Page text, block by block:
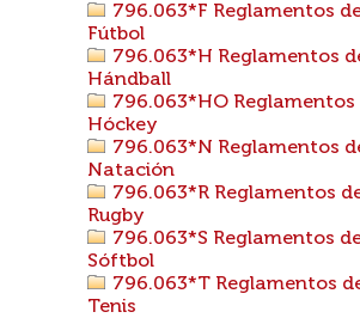
796.063*F Reglamentos
Fútbol
796.063*H Reglamentos
Hándball
796.063*HO
Hóckey
796.063*N Reglamentos
Natación
796.063*R Reglamentos
Rugby
796.063*S Reglamentos
Sóftbol
796.063*T Reglamentos
Tenis